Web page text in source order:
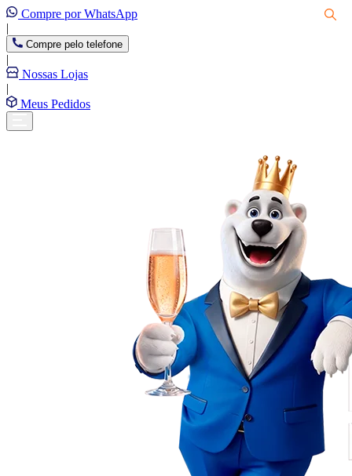
Compre por WhatsApp
|
Compre pelo telefone
|
Nossas Lojas
|
Meus Pedidos